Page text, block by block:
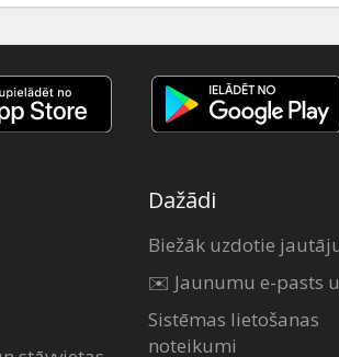
Dažādi
Biežāk uzdotie
✉️ Jaunumu e-pasts
Sistēmas lietošanas
noteikumi